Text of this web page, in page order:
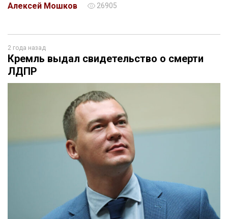
Алексей Мошков
26905
2 года назад
Кремль выдал свидетельство о смерти
ЛДПР